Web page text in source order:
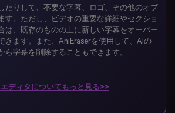
たりして、不要な字幕、ロゴ、その他のオブ
す。ただし、ビデオの重要な詳細やセクショ
は、既存のものの上に新しい字幕をオーバー
きます。また、AniEraserを使用して、AIの
ら字幕を削除することもできます。
ディタについてもっと見る>>